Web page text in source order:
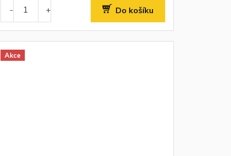
Do košíku
Akce